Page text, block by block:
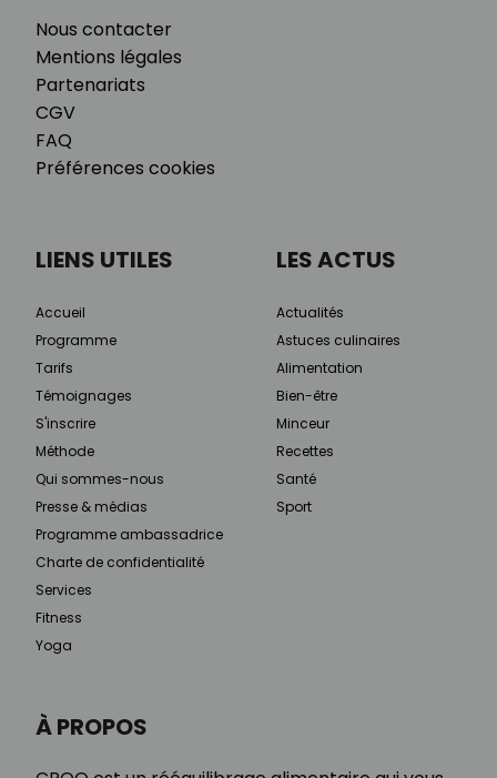
Nous contacter
Mentions légales
Partenariats
CGV
FAQ
Préférences cookies
À PROPOS
LIENS UTILES
Accueil
Programme
Tarifs
Témoignages
S'inscrire
Méthode
Qui sommes-nous
Presse & médias
Programme ambassadrice
Charte de confidentialité
Services
Fitness
Yoga
LES ACTUS
Actualités
Astuces culinaires
Alimentation
Bien-être
Minceur
Recettes
Santé
Sport